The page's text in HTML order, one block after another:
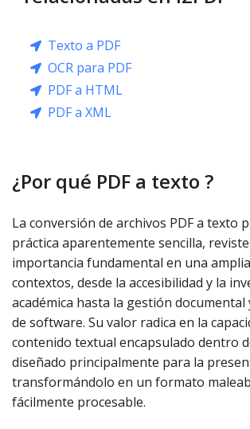
Texto a PDF
OCR para PDF
PDF a HTML
PDF a XML
¿Por qué PDF a texto ?
La conversión de archivos PDF a texto
práctica aparentemente sencilla,
importancia fundamental en una
contextos, desde la accesibilidad y la
académica hasta la gestión
de software. Su valor radica en la
contenido textual encapsulado dentro
diseñado principalmente para la
transformándolo en un formato
fácilmente procesable.